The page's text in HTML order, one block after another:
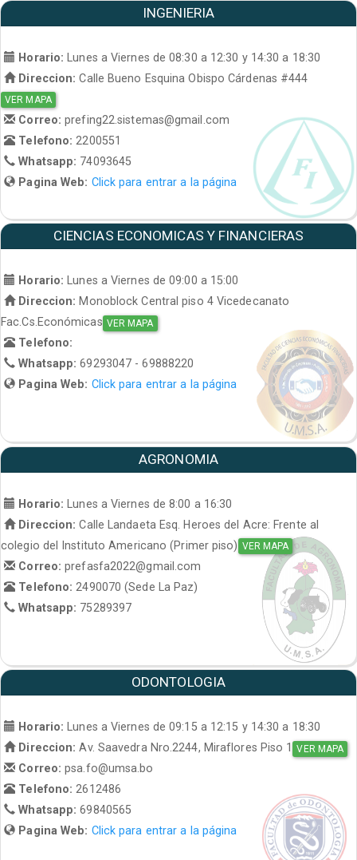
INGENIERIA
Horario:
Lunes a Viernes de 08:30 a 12:30 y 14:30 a 18:30
Direccion: Calle Bueno Esquina Obispo Cárdenas #444
VER MAPA
Correo:prefing22.sistemas@gmail.com
Telefono: 2200551
Whatsapp: 74093645
Pagina Web: Click para entrar a la página
CIENCIAS ECONOMICAS Y FINANCIERAS
Horario: Lunes a Viernes de 09:00 a 15:00
Direccion: Monoblock Central piso 4 Vicedecanato
Fac.Cs.Económicas VER MAPA
Telefono:
Whatsapp:69293047 - 69888220
Pagina Web: Click para entrar a la página
AGRONOMIA
Horario:
Lunes a Viernes de 8:00 a 16:30
Direccion: Calle Landaeta Esq. Heroes del Acre: Frente al
colegio del Instituto Americano (Primer piso) VER MAPA
Correo:prefasfa2022@gmail.com
Telefono: 2490070 (Sede La Paz)
Whatsapp: 75289397
ODONTOLOGIA
Horario: Lunes a Viernes de 09:15 a 12:15 y 14:30 a 18:30
Direccion: Av. Saavedra Nro.2244, Miraflores Piso 1 VER MAPA
Correo:psa.fo@umsa.bo
Telefono:2612486
Whatsapp:69840565
Pagina Web: Click para entrar a la página